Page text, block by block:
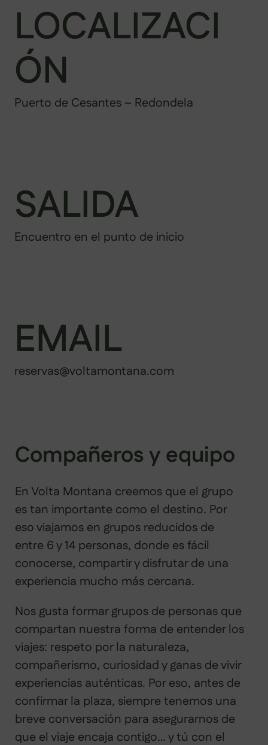
LOCALIZACI
ÓN
Puerto de Cesantes – Redondela
SALIDA
Encuentro en el punto de inicio
EMAIL
reservas@voltamontana.com
Compañeros y equipo
En Volta Montana creemos que el grupo
es tan importante como el destino. Por
eso viajamos en grupos reducidos de
entre 6 y 14 personas, donde es fácil
conocerse, compartir y disfrutar de una
experiencia mucho más cercana.
Nos gusta formar grupos de personas que
compartan nuestra forma de entender los
viajes: respeto por la naturaleza,
compañerismo, curiosidad y ganas de vivir
experiencias auténticas. Por eso, antes de
confirmar la plaza, siempre tenemos una
breve conversación para asegurarnos de
que el viaje encaja contigo… y tú con el